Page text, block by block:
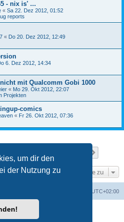
um dir den
der Nutzung zu
- nix is' ...
« Sa 22. Dez 2012, 01:52
reports
« Do 20. Dez 2012, 12:49
6. Dez 2012, 14:34
mit Qualcomm Gobi 1000
« Mo 29. Okt 2012, 22:07
Projekten
comics
« Fr 26. Okt 2012, 07:36
Gehe zu
UTC+02:00
Software © phpBB Limited
phpBB.de